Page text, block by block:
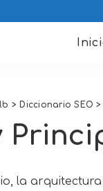
> Diccionario SEO >
la